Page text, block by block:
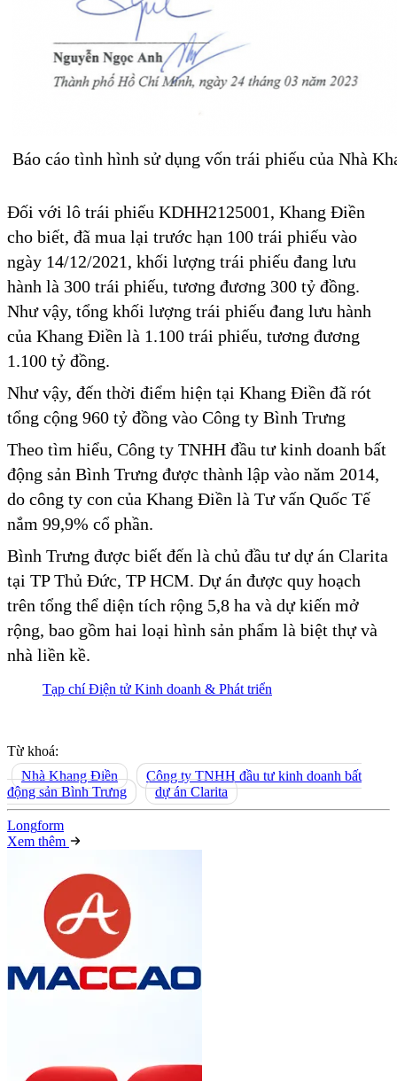
Báo cáo tình hình sử dụng vốn trái phiếu của Nhà
Đối với lô trái phiếu KDHH2125001, Khang Điền
cho biết, đã mua lại trước hạn 100 trái phiếu vào
ngày 14/12/2021, khối lượng trái phiếu đang lưu
hành là 300 trái phiếu, tương đương 300 tỷ đồng.
Như vậy, tổng khối lượng trái phiếu đang lưu hành
của Khang Điền là 1.100 trái phiếu, tương đương
1.100 tỷ đồng.
Như vậy, đến thời điểm hiện tại Khang Điền đã rót
tổng cộng 960 tỷ đồng vào Công ty Bình Trưng
Theo tìm hiểu, Công ty TNHH đầu tư kinh doanh bất
động sản Bình Trưng được thành lập vào năm 2014,
do công ty con của Khang Điền là Tư vấn Quốc Tế
nắm 99,9% cổ phần.
Bình Trưng được biết đến là chủ đầu tư dự án Clarita
tại TP Thủ Đức, TP HCM. Dự án được quy hoạch
trên tổng thể diện tích rộng 5,8 ha và dự kiến mở
rộng, bao gồm hai loại hình sản phẩm là biệt thự và
nhà liền kề.
Tạp chí Điện tử Kinh doanh & Phát triển
Từ khoá:
Nhà Khang Điền
Công ty TNHH đầu tư kinh doanh bất
động sản Bình Trưng
dự án Clarita
Longform
Xem thêm